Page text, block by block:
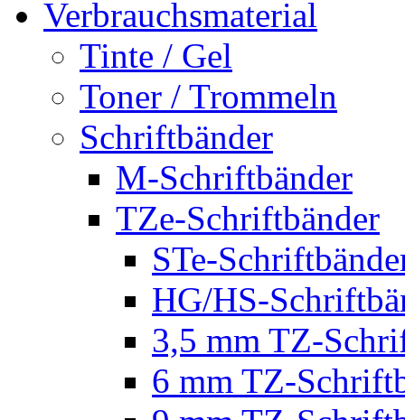
Verbrauchsmaterial
Tinte / Gel
Toner / Trommeln
Schriftbänder
M-Schriftbänder
TZe-Schriftbänder
STe-
HG/HS-
3,5 mm TZ-
6 mm TZ-